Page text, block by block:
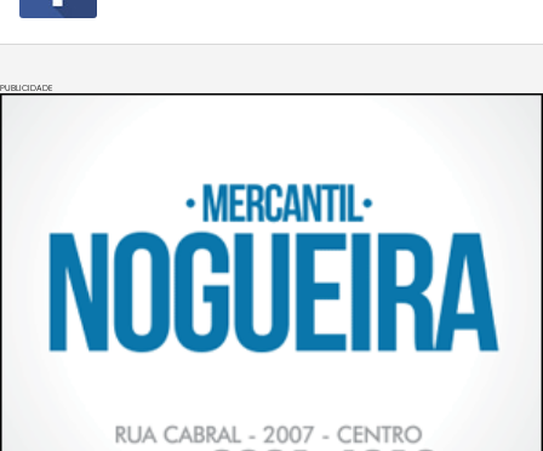
PUBLICIDADE